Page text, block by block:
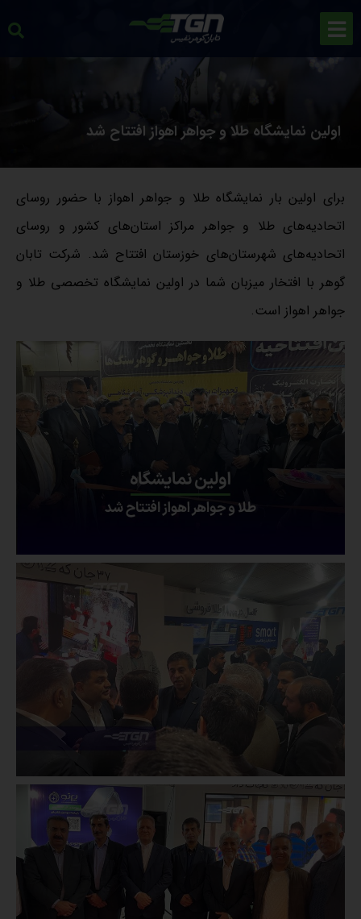
اولین نمایشگاه طلا و جواهر اهواز افتتاح شد
برای اولین بار نمایشگاه طلا و جواهر اهواز با حضور روسای
اتحادیه‌های طلا و جواهر مراکز استان‌های کشور و روسای
اتحادیه‌های شهرستان‌های خوزستان افتتاح شد. شرکت تابان
گوهر با افتخار میزبان شما در اولین نمایشگاه تخصصی طلا و
جواهر اهواز است.